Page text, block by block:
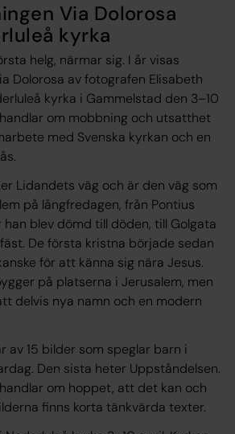
Via Dolorosa
kyrka
helg, närmar sig. I år visas
Dolorosa av fotografen Elisabeth
kyrka i Gammelstad den 3–10
om mobbning och utsatthet
med Svenska kyrkan och en
Lidandets väg och är den väg som
på långfredagen, från Pontius
blev dömd till döden, till Golgata
De första kristna började sedan
för att känna sig nära Jesus.
på platserna i Jerusalem, men
delvis nya namn och en modern
av 15 bilder som speglar barn i
Den sista heter Uppståndelsen.
om hoppet, att det kan och
finns korta tänkvärda texter.